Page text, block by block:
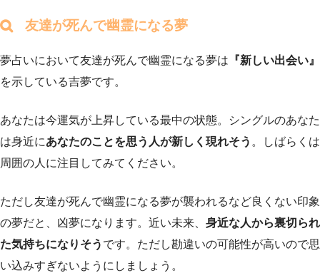
友達が死んで幽霊になる夢
夢占いにおいて友達が死んで幽霊になる夢は 『新しい出会い』
を示している吉夢です。
あなたは今運気が上昇している最中の状態。シングルのあなた
は身近にあなたのことを思う人が新しく現れそう 。しばらくは
周囲の人に注目してみてください。
ただし友達が死んで幽霊になる夢が襲われるなど良くない印象
の夢だと、凶夢になります。近い未来、 身近な人から裏切られ
た気持ちになりそう です。ただし勘違いの可能性が高いので思
い込みすぎないようにしましょう。